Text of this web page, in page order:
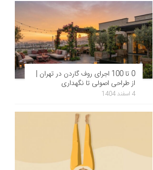
0 تا 100 اجرای روف گاردن در تهران |
از طراحی اصولی تا نگهداری
4 اسفند 1404